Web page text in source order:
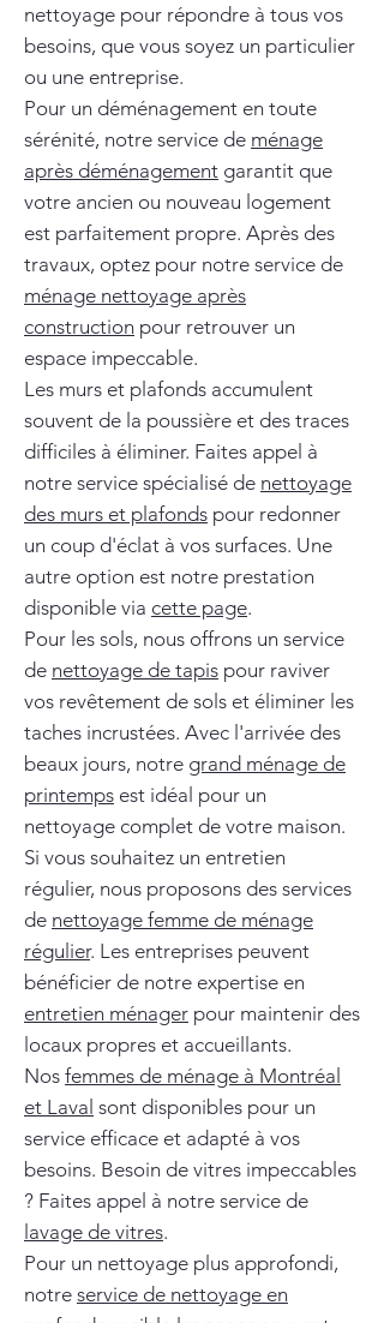
nettoyage pour répondre à tous vos
besoins, que vous soyez un particulier
ou une entreprise.
Pour un déménagement en toute
sérénité, notre service de ménage
après déménagement garantit que
votre ancien ou nouveau logement
est parfaitement propre. Après des
travaux, optez pour notre service de
ménage nettoyage après
construction pour retrouver un
espace impeccable.
Les murs et plafonds accumulent
souvent de la poussière et des traces
difficiles à éliminer. Faites appel à
notre service spécialisé de nettoyage
des murs et plafonds pour redonner
un coup d'éclat à vos surfaces. Une
autre option est notre prestation
disponible via cette page.
Pour les sols, nous offrons un service
de nettoyage de tapis pour raviver
vos revêtement de sols et éliminer les
taches incrustées. Avec l'arrivée des
beaux jours, notre grand ménage de
printemps est idéal pour un
nettoyage complet de votre maison.
Si vous souhaitez un entretien
régulier, nous proposons des services
de nettoyage femme de ménage
régulier. Les entreprises peuvent
bénéficier de notre expertise en
entretien ménager pour maintenir des
locaux propres et accueillants.
Nos femmes de ménage à Montréal
et Laval sont disponibles pour un
service efficace et adapté à vos
besoins. Besoin de vitres impeccables
? Faites appel à notre service de
lavage de vitres.
Pour un nettoyage plus approfondi,
notre service de nettoyage en